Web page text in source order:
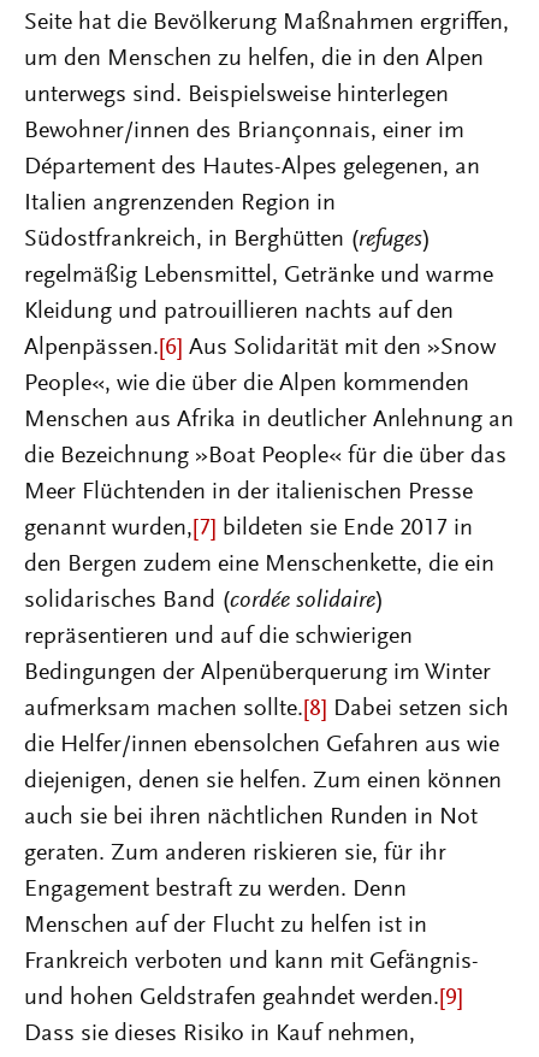
Seite hat die Bevölkerung Maßnahmen ergriffen,
um den Menschen zu helfen, die in den Alpen
unterwegs sind. Beispielsweise hinterlegen
Bewohner/innen des Briançonnais, einer im
Département des Hautes-Alpes gelegenen, an
Italien angrenzenden Region in
Südostfrankreich, in Berghütten (refuges)
regelmäßig Lebensmittel, Getränke und warme
Kleidung und patrouillieren nachts auf den
Alpenpässen. [6] Aus Solidarität mit den »Snow
People«, wie die über die Alpen kommenden
Menschen aus Afrika in deutlicher Anlehnung an
die Bezeichnung »Boat People« für die über das
Meer Flüchtenden in der italienischen Presse
genannt wurden, [7] bildeten sie Ende 2017 in
den Bergen zudem eine Menschenkette, die ein
solidarisches Band (cordée solidaire)
repräsentieren und auf die schwierigen
Bedingungen der Alpenüberquerung im Winter
aufmerksam machen sollte. [8]
Dabei setzen sich
die Helfer/innen ebensolchen Gefahren aus wie
diejenigen, denen sie helfen. Zum einen können
auch sie bei ihren nächtlichen Runden in Not
geraten. Zum anderen riskieren sie, für ihr
Engagement bestraft zu werden. Denn
Menschen auf der Flucht zu helfen ist in
Frankreich verboten und kann mit Gefängnis-
und hohen Geldstrafen geahndet werden. [9]
Dass sie dieses Risiko in Kauf nehmen,